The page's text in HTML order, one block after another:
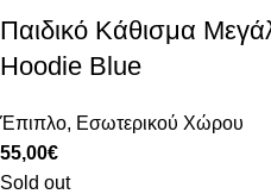
Παιδικό Κάθισμα
Hoodie Blue
Έπιπλο, Εσωτερικού Χώρου
55,00€
Sold out